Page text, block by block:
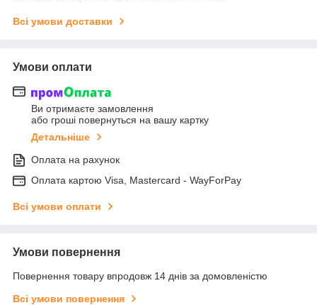
Всі умови доставки
Умови оплати
Ви отримаєте замовлення
або гроші повернуться на вашу картку
Детальніше
Оплата на рахунок
Оплата картою Visa, Mastercard - WayForPay
Всі умови оплати
Умови повернення
Повернення товару впродовж 14 днів за домовленістю
Всі умови повернення